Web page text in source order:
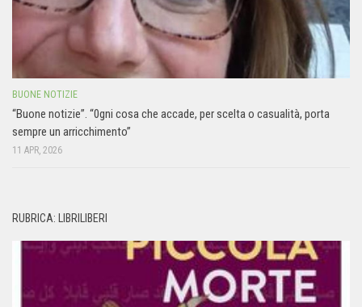
BUONE NOTIZIE
“Buone notizie”. “0gni cosa che accade, per scelta o casualità, porta
sempre un arricchimento”
11 APR, 2026
RUBRICA: LIBRILIBERI